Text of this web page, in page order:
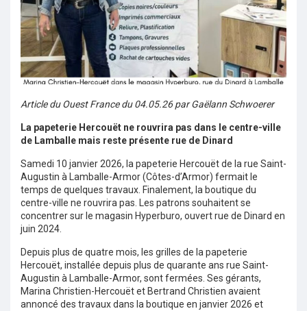
Article du Ouest France du 04.05.26 par Gaëlann Schwoerer
La papeterie Hercouët ne rouvrira pas dans le centre-ville
de Lamballe mais reste présente rue de Dinard
Samedi 10 janvier 2026, la papeterie Hercouët de la rue Saint-
Augustin à Lamballe-Armor (Côtes-d’Armor) fermait le
temps de quelques travaux. Finalement, la boutique du
centre-ville ne rouvrira pas. Les patrons souhaitent se
concentrer sur le magasin Hyperburo, ouvert rue de Dinard en
juin 2024.
Depuis plus de quatre mois, les grilles de la papeterie
Hercouët, installée depuis plus de quarante ans rue Saint-
Augustin à Lamballe-Armor, sont fermées. Ses gérants,
Marina Christien-Hercouët et Bertrand Christien avaient
annoncé des travaux dans la boutique en janvier 2026 et